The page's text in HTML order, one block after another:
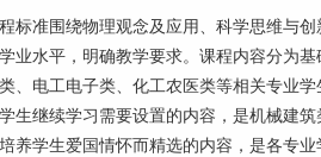
准围绕物理观念及应用、科学思维与创
业水平，明确教学要求。课程内容分为
、电工电子类、化工农医类等相关专业
生继续学习需要设置的内容，是机械建
养学生爱国情怀而精选的内容，是各专业